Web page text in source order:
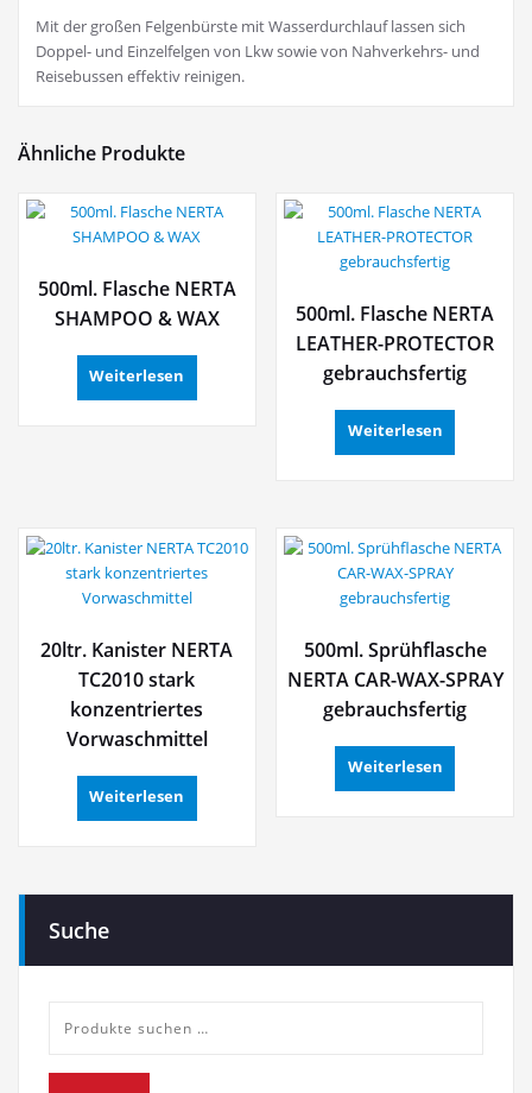
Mit der großen Felgenbürste mit Wasserdurchlauf lassen sich
Doppel- und Einzelfelgen von Lkw sowie von Nahverkehrs- und
Reisebussen effektiv reinigen.
Ähnliche Produkte
500ml. Flasche NERTA
SHAMPOO & WAX
Weiterlesen
500ml. Flasche NERTA
LEATHER-PROTECTOR
gebrauchsfertig
Weiterlesen
20ltr. Kanister NERTA
TC2010 stark
konzentriertes
Vorwaschmittel
Weiterlesen
500ml. Sprühflasche
NERTA CAR-WAX-SPRAY
gebrauchsfertig
Weiterlesen
Suche
nach: